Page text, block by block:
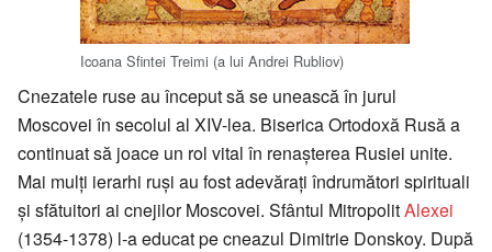
Icoana Sfintei Treimi (a lui Andrei Rubliov)
Cnezatele ruse au început să se unească în jurul
Moscovei în secolul al XIV-lea. Biserica Ortodoxă Rusă a
continuat să joace un rol vital în renaşterea Rusiei unite.
Mai mulţi ierarhi ruşi au fost adevăraţi îndrumători spirituali
şi sfătuitori ai cnejilor Moscovei. Sfântul MitropolitAlexei
(1354-1378) l-a educat pe cneazul Dimitrie Donskoy. După